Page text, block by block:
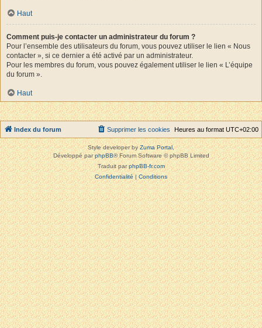
Haut
Comment puis-je contacter un administrateur du forum ?
Pour l’ensemble des utilisateurs du forum, vous pouvez utiliser le lien « Nous
contacter », si ce dernier a été activé par un administrateur.
Pour les membres du forum, vous pouvez également utiliser le lien « L’équipe
du forum ».
Haut
Index du forum Heures au format UTC+02:00
Supprimer les cookies
Style developer byZuma Portal,
Développé parphpBB® Forum Software © phpBB Limited
Traduit parphpBB-fr.com
Confidentialité|Conditions